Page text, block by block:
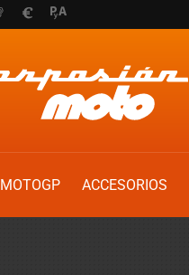
MOTOGP ACCESORIOS